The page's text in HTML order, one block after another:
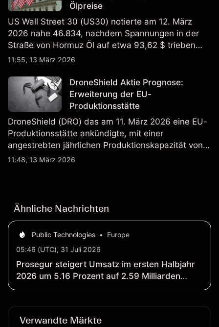
Ölpreise
US Wall Street 30 (US30) notierte am 12. März
2026 nahe 46.834, nachdem Spannungen in der
Straße von Hormuz Öl auf etwa 93,62 $ trieben
und die US-Arbeitslosigkeit auf 4,4% stieg. Die
verlässlicher Indikator für zukünftige Ergebnisse.
11:55, 13 März 2026
DroneShield Aktie Prognose:
Erweiterung der EU-
Produktionsstätte
DroneShield (DRO) das am 11. März 2026 eine EU-
Produktionsstätte ankündigte, mit einer
angestrebten jährlichen Produktionskapazität von
etwa 2,4 Mrd. AUD bis Ende 2026. Die
11:48, 13 März 2026
Ähnliche Nachrichten
Public Technologies •
Europe
05:46 (UTC), 31 Juli 2026
Prosegur steigert Umsatz im ersten Halbjahr
2026 um 5.16 Prozent auf 2.59 Milliarden
Euro; Gewinn der Eigentümer sinkt um 52.06
Verwandte Märkte